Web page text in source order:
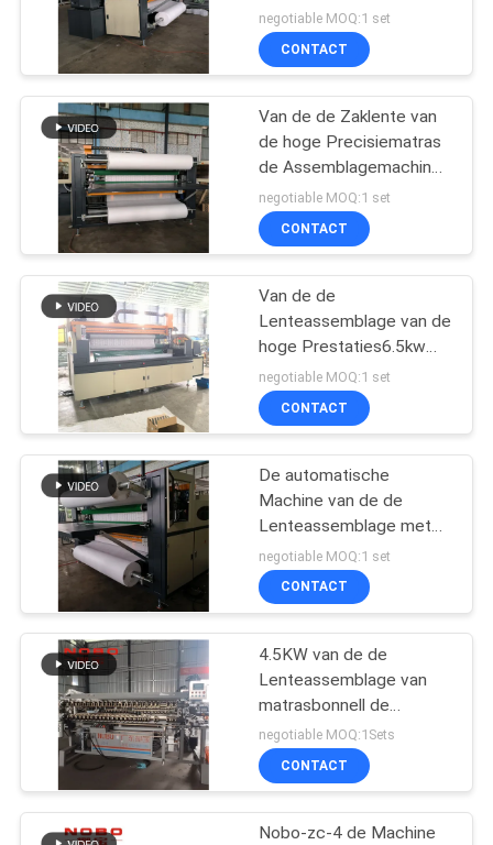
de Koorden van de
Zaklentes manueel Te
voeden
negotiable MOQ:1 set
CONTACT
Van de de Zaklente van
de hoge Precisiematras
de Assemblagemachine
met 0.6-0.7mpa-
Luchtdruk
negotiable MOQ:1 set
CONTACT
Van de de
Lenteassemblage van de
hoge Prestaties6.5kw
Zak Machine 5-6
Koorden/Min Output
negotiable MOQ:1 set
CONTACT
De automatische
Machine van de de
Lenteassemblage met
van de de Zaklente van
de Touch
screenvertoning de
negotiable MOQ:1 set
CONTACT
4.5KW van de de
Lenteassemblage van
matrasbonnell de
Machine NOBO
negotiable MOQ:1Sets
CONTACT
Nobo-zc-4 de Machine